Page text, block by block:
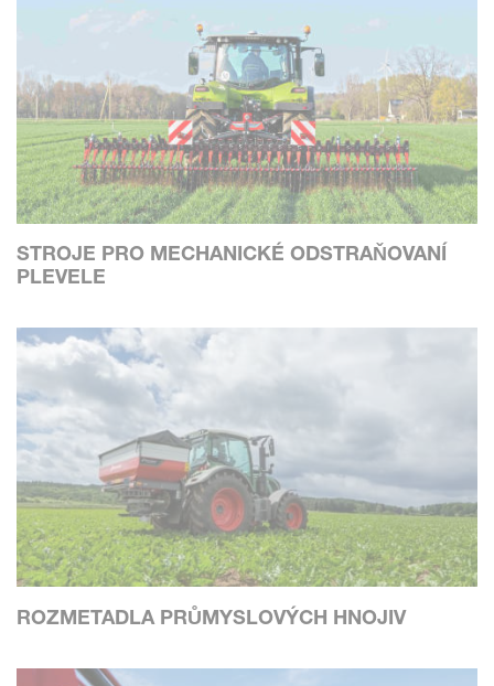
STROJE PRO MECHANICKÉ ODSTRAŇOVANÍ
PLEVELE
ROZMETADLA PRŮMYSLOVÝCH HNOJIV